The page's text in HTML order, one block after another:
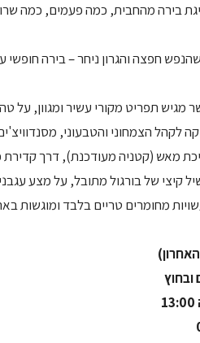
בירה מהחבית, כמה פעמים, כמה שרוצים
חפצה והגרון ניחר – בירה חופשי
מגיש תפריט מקורי עשיר ומגוון,
לקהל הצמחוני והטבעוני,
מאש (קטניה מעודכנת), דרך קדירת
קיצי של בורגול מתובל, על מצע
מחומרים טריים בלבד ומוגשות